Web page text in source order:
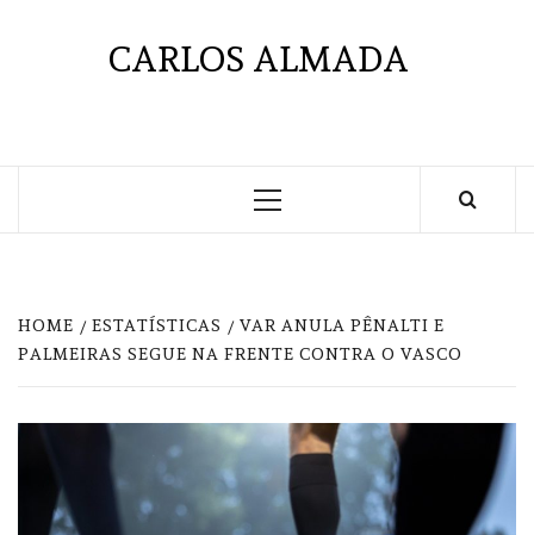
CARLOS ALMADA
Primary
HOME ESTATÍSTICAS
VAR ANULA PÊNALTI E
PALMEIRAS SEGUE NA FRENTE CONTRA O VASCO